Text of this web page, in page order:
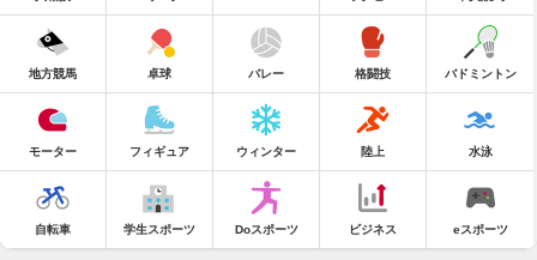
地方競馬 卓球 バレー 格闘技 バドミントン
モーター フィギュア ウィンター 陸上 水泳
自転車 学生スポーツ Doスポーツ ビジネス eスポーツ